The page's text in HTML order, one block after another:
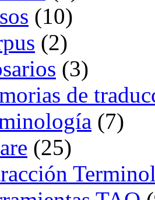
(10)
(2)
(3)
de
(7)
(25)